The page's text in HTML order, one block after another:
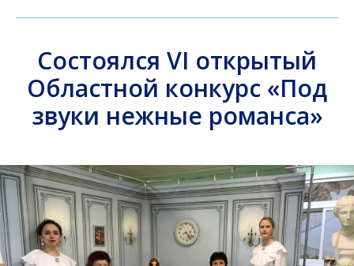
Состоялся VI открытый
Областной конкурс «Под
звуки нежные романса»